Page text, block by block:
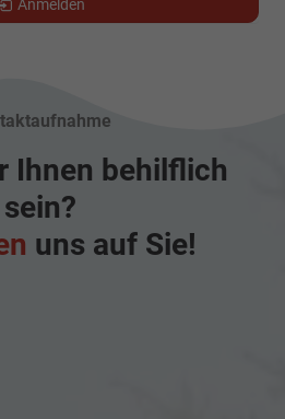
Anmelden
Ihnen behilflich
sein?
uns auf Sie!